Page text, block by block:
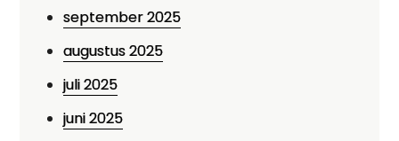
september 2025
augustus 2025
juli 2025
juni 2025